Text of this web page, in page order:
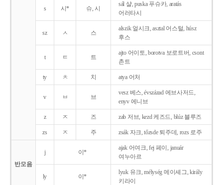
s 시* 슈, 시
sál 샬, puska 푸슈카, aratás
어러타시
sz ㅅ 스
alszik 얼시크, asztal 어스털, húsz
후스
t ㅌ 트
ajto 어이토, borotva 보로트버, csont
촌트
ty ㅊ 치 atya 어처
v ㅂ 브
vesz 베스, évszázad 에브사저드,
enyv 에니브
z ㅈ 즈 zab 저브, kezd 케즈드, blúz 블루즈
zs ㅈ 주 zsák 자크, tőzsde 퇴주데, rozs 로주
반모음
j 이*
ajak 어여크, fej 페이, január
여누아르
ly 이*
lyuk 유크, mélység 메이셰그, király
키라이